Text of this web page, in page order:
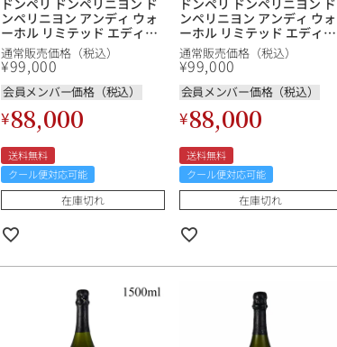
ンペリニヨン アンディ ウォ
ーホル リミテッド エディシ
ョン ( ラベル：赤・B ) 2002
ドン ペリニヨン ドンペリニ
ョン Dom Perignon Andy
Warhol Limited Edition (
Red-B ) フランス シャンパン
シャンパーニュ
通常販売価格（税込）
¥99,000
会員メンバー価格（税込）
¥88,000
送料無料
クール便対応可能
在庫切れ
ンペリニヨン アンディ ウォ
ーホル リミテッド エディシ
ョン ( ラベル：青・B ) 2002
ドン ペリニヨン ドンペリニ
ョン Dom Perignon Andy
Warhol Limited Edition (
Blue-B ) フランス シャンパ
ン シャンパーニュ
通常販売価格（税込）
¥99,000
会員メンバー価格（税込）
¥88,000
送料無料
クール便対応可能
在庫切れ